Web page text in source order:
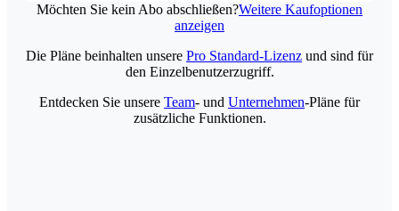
Möchten Sie kein Abo abschließen?Weitere Kaufoptionen
anzeigen
Die Pläne beinhalten unsere Pro Standard-Lizenz und sind für
den Einzelbenutzerzugriff.
Entdecken Sie unsere Team- und Unternehmen-Pläne für
zusätzliche Funktionen.